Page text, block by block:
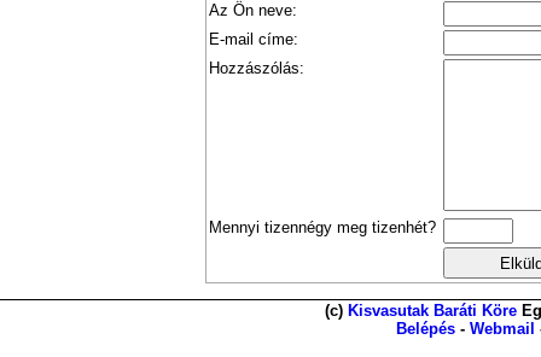
Az Ön neve:
E-mail címe:
Hozzászólás:
Mennyi tizennégy meg tizenhét?
(c) Kisvasutak Baráti Köre
Belépés - Webmail